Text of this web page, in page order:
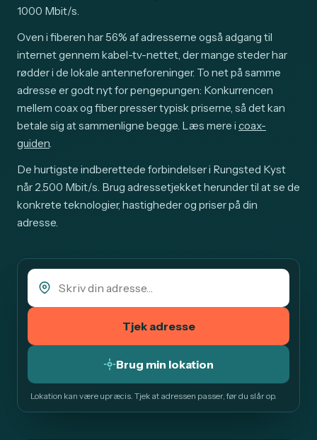
1000 Mbit/s.
Oven i fiberen har 56% af adresserne også adgang til
internet gennem kabel-tv-nettet, der mange steder har
rødder i de lokale antenneforeninger. To net på samme
adresse er godt nyt for pengepungen: Konkurrencen
mellem coax og fiber presser typisk priserne, så det kan
betale sig at sammenligne begge. Læs mere i coax-
guiden.
De hurtigste indberettede forbindelser i Rungsted Kyst
når 2.500 Mbit/s. Brug adressetjekket herunder til at se de
konkrete teknologier, hastigheder og priser på din
adresse.
Tjek adresse
Brug min lokation
Lokation kan være upræcis. Tjek at adressen passer, før du slår op.